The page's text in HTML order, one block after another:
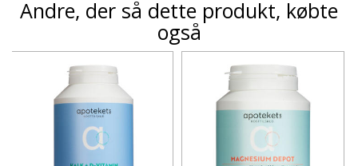
Andre, der så dette produkt, købte
også